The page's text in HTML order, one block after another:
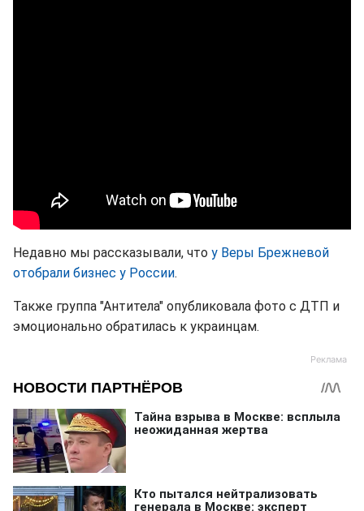
Недавно мы рассказывали, что у Веры Брежневой
отобрали бизнес у России.
Также группа "Антитела" опубликовала фото с ДТП и
эмоционально обратилась к украинцам.